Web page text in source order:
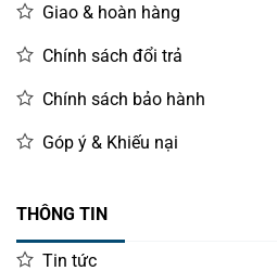
Giao & hoàn hàng
Chính sách đổi trả
Chính sách bảo hành
Góp ý & Khiếu nại
THÔNG TIN
Tin tức